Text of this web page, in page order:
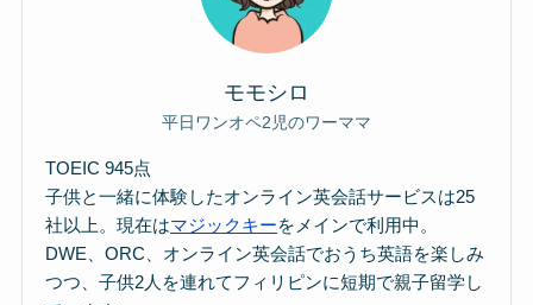
モモシロ
平日ワンオペ2児のワーママ
TOEIC 945点
子供と一緒に体験したオンライン英会話サービスは25
社以上。現在はマジックキーをメインで利用中。
DWE、ORC、オンライン英会話でおうち英語を楽しみ
つつ、子供2人を連れてフィリピンに短期で親子留学し